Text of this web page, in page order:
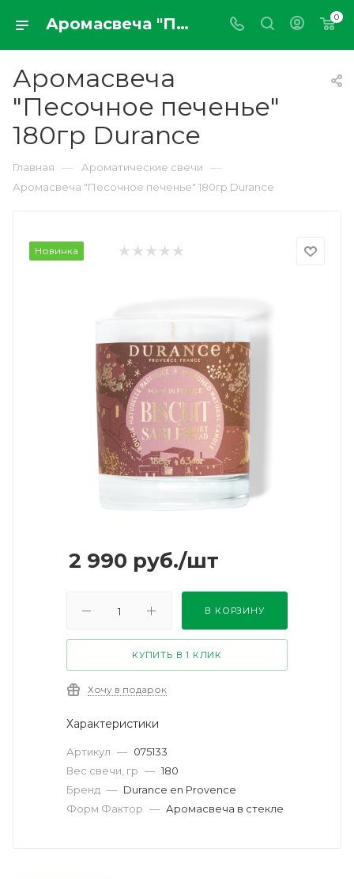
Аромасвеча "Песочное печенье" 180гр Durance 0
Аромасвеча
"Песочное печенье"
180гр Durance
Главная — Ароматические свечи —
Аромасвеча "Песочное печенье" 180гр Durance
Новинка
2 990 руб./шт
В КОРЗИНУ
КУПИТЬ В 1 КЛИК
Хочу в подарок
Характеристики
Артикул — 075133
Вес свечи, гр — 180
Бренд — Durance en Provence
Форм Фактор — Аромасвеча в стекле